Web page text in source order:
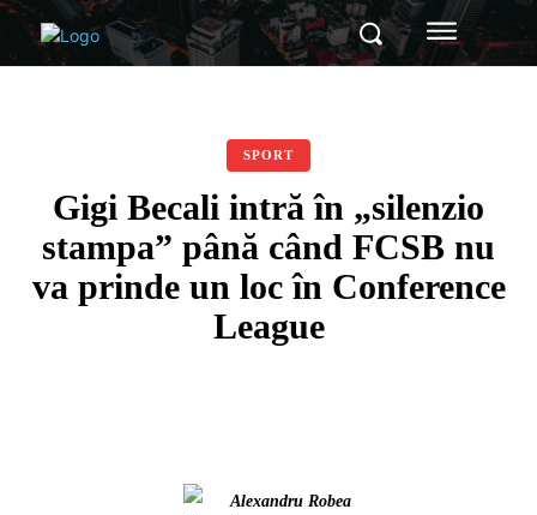
SPORT
Gigi Becali intră în „silenzio
stampa” până când FCSB nu
va prinde un loc în Conference
League
Alexandru Robea